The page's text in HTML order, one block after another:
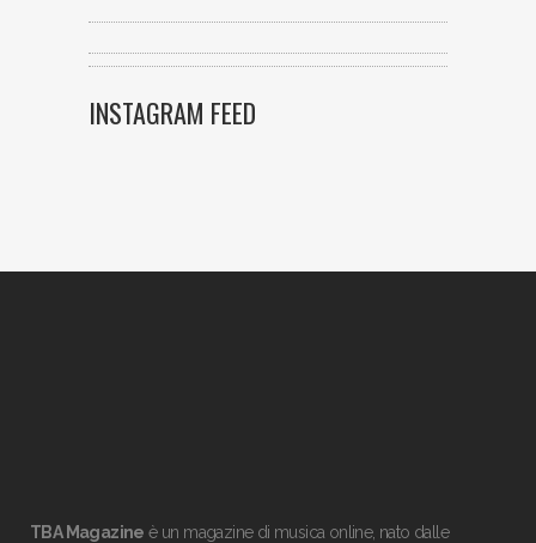
INSTAGRAM FEED
TBA Magazine è un magazine di musica online, nato dalle